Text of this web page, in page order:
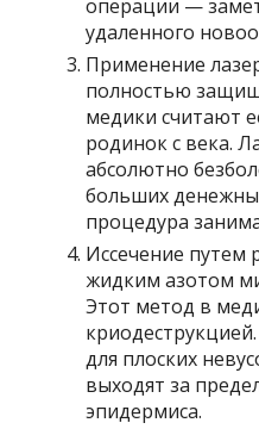
операции —
удаленного
Применение
полностью
медики считают
родинок с века.
абсолютно
больших
процедура
Иссечение путем
жидким азотом
Этот метод в
для плоских
выходят за
эпидермиса.